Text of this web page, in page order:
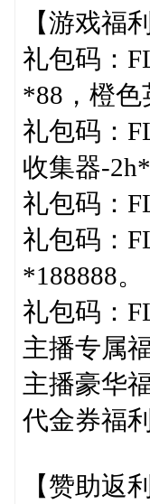
【游戏福
礼包码：
*88，橙色
礼包码：
收集器-
礼包码：
礼包码：
*188888。
礼包码：
主播专属
主播豪华
代金券福
【赞助返